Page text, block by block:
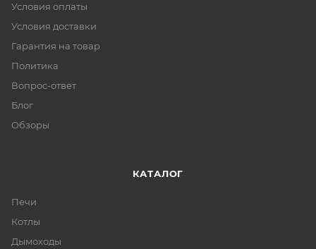
Условия оплаты
Условия доставки
Гарантия на товар
Политика
Вопрос-ответ
Блог
Обзоры
КАТАЛОГ
Печи
Котлы
Дымоходы